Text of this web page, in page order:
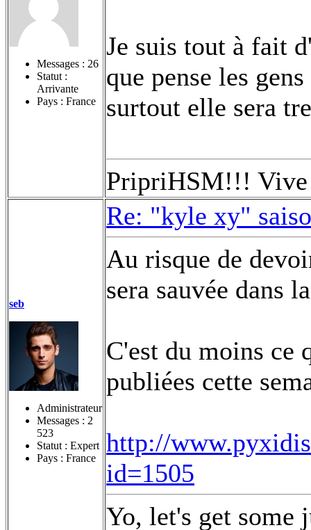
Messages : 26
Statut :
Arrivante
Pays : France
Je suis tout à fait
que pense les
surtout elle sera
PripriHSM!!!
seb
Administrateur
Messages : 2
523
Statut : Expert
Pays : France
Re: "kyle xy"
Au risque de
sera sauvée dans
C'est du moins ce
publiées cette
http://
id=1505
Yo, let's get some